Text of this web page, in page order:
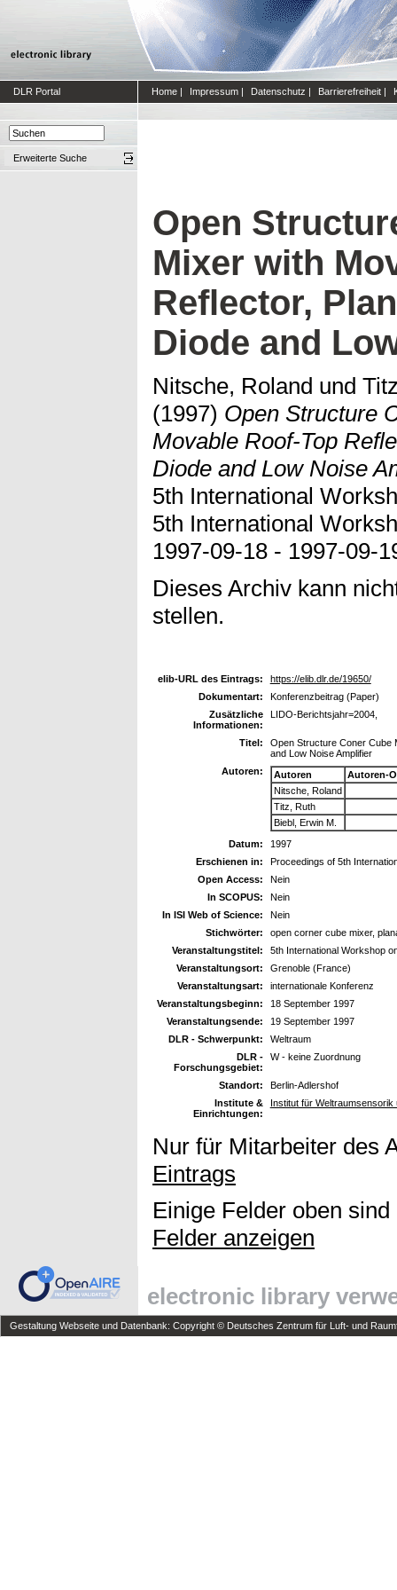
DLR Portal Home | Impressum | Datenschutz | Barrierefreiheit |
Erweiterte Suche
Open
Mixer with
Reflector,
Diode and
Nitsche, Roland und
(1997) Open Structure
Movable Roof-Top
Diode and Low Noise
5th International
5th International
1997-09-18 - 1997-09-
Dieses Archiv kann
stellen.
elib-URL des Eintrags:
https://elib.dlr.de/19650/
Dokumentart:
Konferenzbeitrag (Paper)
Zusätzliche
Informationen:
LIDO-Berichtsjahr=2004,
Titel:
Open Structure Coner Cube
and Low Noise Amplifier
Autoren:
Autoren
Autoren-
Nitsche, Roland
Titz, Ruth
Biebl, Erwin M.
Datum:
1997
Erschienen in:
Proceedings of 5th
Open Access:
Nein
In SCOPUS:
Nein
In ISI Web of Science:
Nein
Stichwörter:
open corner cube mixer,
Veranstaltungstitel:
5th International Workshop
Veranstaltungsort:
Grenoble (France)
Veranstaltungsart:
internationale Konferenz
Veranstaltungsbeginn:
18 September 1997
Veranstaltungsende:
19 September 1997
DLR - Schwerpunkt:
Weltraum
DLR -
Forschungsgebiet:
W - keine Zuordnung
Standort:
Berlin-Adlershof
Institute &
Einrichtungen:
Institut für Weltraumsensorik
Nur für Mitarbeiter des
Eintrags
Einige Felder oben
Felder anzeigen
electronic library
Gestaltung Webseite und Datenbank: Copyright © Deutsches Zentrum für Luft- und